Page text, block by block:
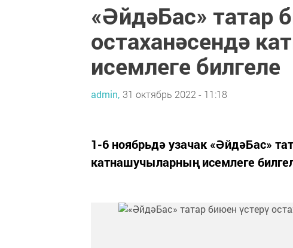
«ӘйдәБас» татар
остаханәсендә
исемлеге билгеле
admin, 31 октябрь 2022 - 11:18
1-6 ноябрьдә узачак «ӘйдәБас»
катнашучыларның исемлеге